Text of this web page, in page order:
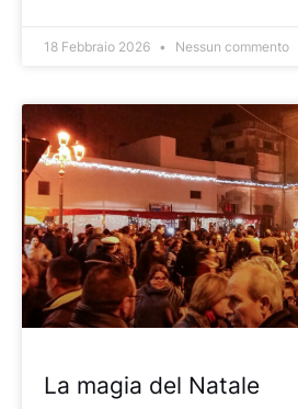
18 Febbraio 2026 Nessun commento
La magia del Natale